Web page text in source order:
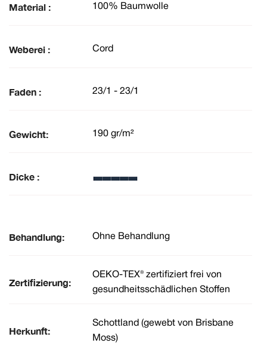
Material : 100% Baumwolle
Weberei : Cord
Faden : 23/1 - 23/1
Gewicht: 190 gr/m²
Dicke :
Behandlung: Ohne Behandlung
Zertifizierung:
OEKO-TEX® zertifiziert frei von
gesundheitsschädlichen Stoffen
Herkunft:
Schottland (gewebt von Brisbane
Moss)